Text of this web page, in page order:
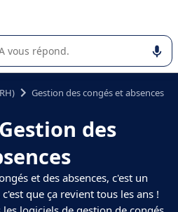
l'utilisation ou la sélection de
Gestion des congés et absences
des
et des absences, c'est un
que ça revient tous les ans !